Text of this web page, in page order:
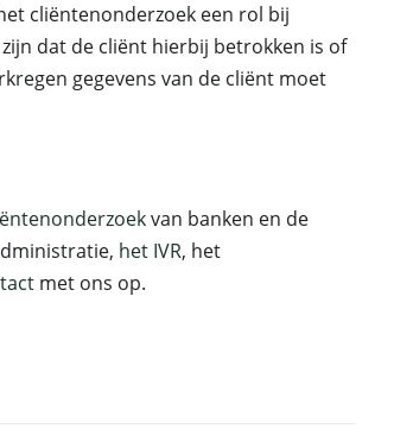
cliëntenonderzoek een rol bij
dat de cliënt hierbij betrokken is of
gegevens van de cliënt moet
van banken en de
het IVR, het
met ons op.